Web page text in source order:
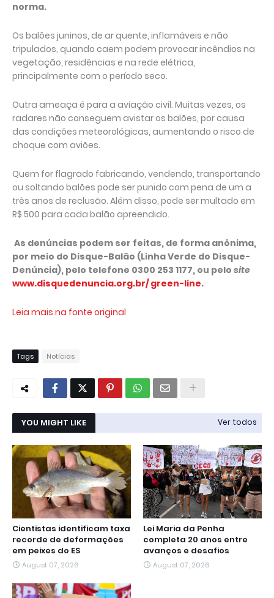
norma.
Os balões juninos, de ar quente, inflamáveis e não
tripulados, quando caem podem provocar incêndios na
vegetação, residências e na rede elétrica,
principalmente com o período seco.
Outra ameaça é para a aviação civil. Muitas vezes, os
radares não conseguem avistar os balões, por causa
das condições meteorológicas, aumentando o risco de
choque com aviões.
Quem for flagrado fabricando, vendendo, transportando
ou soltando balões pode ser punido com pena de um a
três anos de reclusão. Além disso, pode ser multado em
R$ 500 para cada balão apreendido.
As denúncias podem ser feitas, de forma anônima,
por meio do Disque-Balão (Linha Verde do Disque-
Denúncia), pelo telefone 0300 253 1177, ou pelo site
www.disquedenuncia.org.br/ green-line.
Leia mais na fonte original
Tags Notícias
YOU MIGHT LIKE Ver todos
Cientistas identificam taxa
recorde de deformações
em peixes do ES
August 07, 2026
Lei Maria da Penha
completa 20 anos entre
avanços e desafios
August 07, 2026